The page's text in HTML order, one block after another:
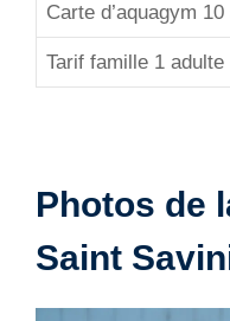
Carte d’aquagym
Tarif famille 1
Photos de
Saint